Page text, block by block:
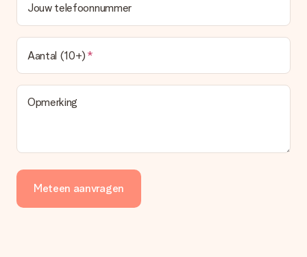
Jouw telefoonnummer
Aantal (10+)
Opmerking
Meteen aanvragen